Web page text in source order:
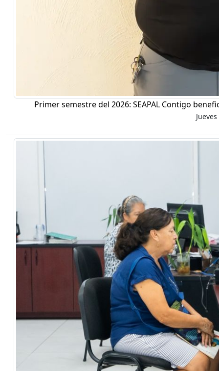
Primer semestre del 2026: SEAPAL Contigo